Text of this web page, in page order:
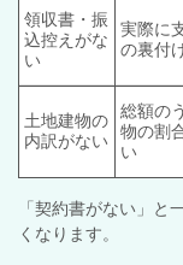
領収書・振
込控えがな
い
実際に
の裏付
土地建物の
内訳がない
総額の
物の割
い
「契約書がない」と
くなります。